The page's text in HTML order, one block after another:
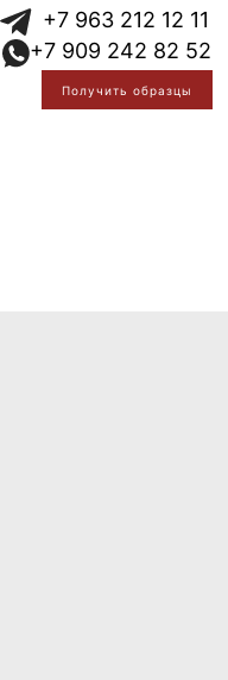
+7 963 212 12 11
+7 909 242 82 52
Получить образцы